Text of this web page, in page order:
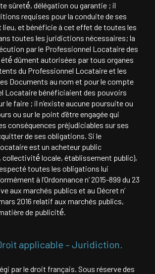
sûreté́, délégation ou garantie ; il
requises pour la conduite de ses
et bénéficie à cet effet de toutes les
toutes les juridictions nécessaires; la
par le Professionnel Locataire des
dûment autorisées par tous organes
du Professionnel Locataire et les
Documents au nom et pour le compte
Locataire bénéficiaient des pouvoirs
le faire ; il n’existe aucune poursuite ou
ou sur le point d’être engagée qui
conséquences préjudiciables sur ses
de ses obligations. Si le
est un acheteur public
locale, établissement public),
toutes les obligations lui
à l’Ordonnance n’ 2015-899 du 23
aux marchés publics et au Décret n’
2016 relatif aux marchés publics,
de publicité́.
applicable – Juridiction.
par le droit français. Sous réserve des